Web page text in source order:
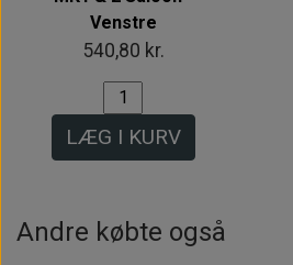
Venstre
540,80 kr.
LÆG I KURV
Andre købte også